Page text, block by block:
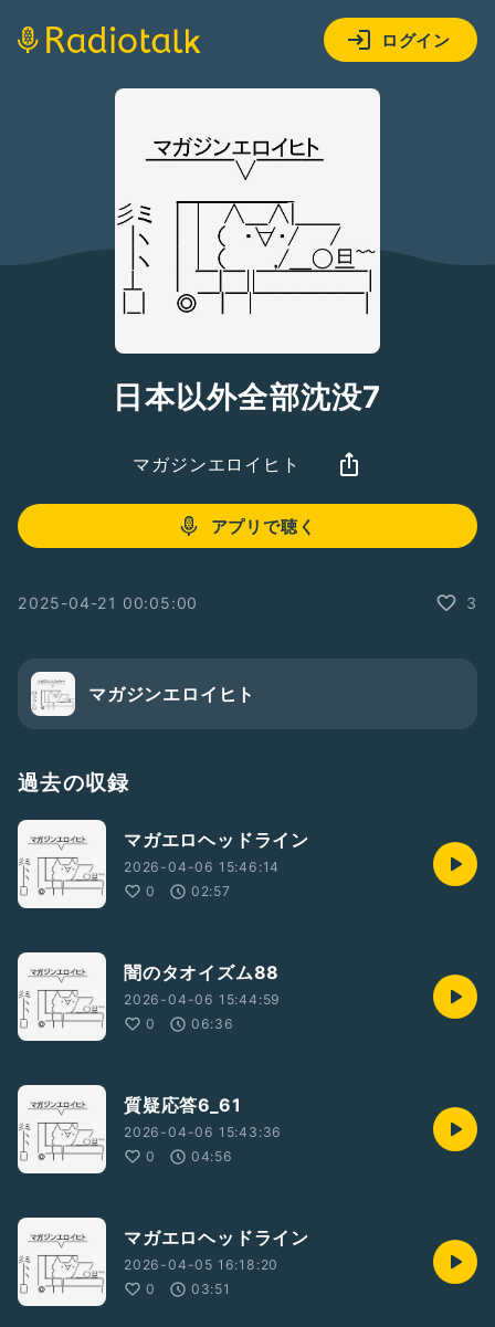
ログイン
日本以外全部沈没7
マガジンエロイヒト
アプリで聴く
2025-04-21 00:05:00 3
マガジンエロイヒト
過去の収録
マガエロヘッドライン
2026-04-06 15:46:14
0
02:57
闇のタオイズム88
2026-04-06 15:44:59
0
06:36
質疑応答6_61
2026-04-06 15:43:36
0
04:56
マガエロヘッドライン
2026-04-05 16:18:20
0
03:51